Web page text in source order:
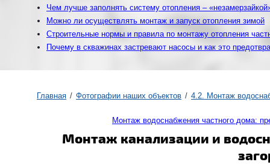
Главная Фотографии наших объектов 4.2. Монтаж
Монтаж водоснабжения частного дома:
Монтаж канализации и
Чем лучше заполнять систему отопления –
Можно ли осуществлять монтаж и запуск отопления зимой
Строительные нормы и правила по монтажу отопления
Почему в скважинах застревают насосы и как это